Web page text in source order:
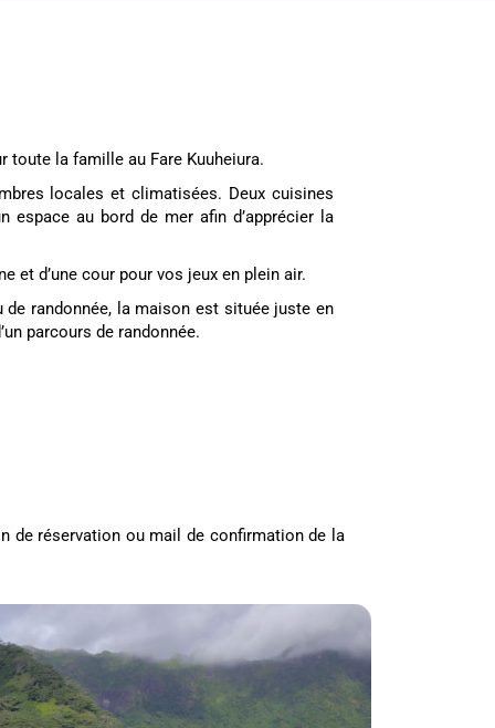
toute la famille au Fare Kuuheiura.
locales et climatisées. Deux cuisines
espace au bord de mer afin d’apprécier la
et d’une cour pour vos jeux en plein air.
randonnée, la maison est située juste en
parcours de randonnée.
de réservation ou mail de confirmation de la